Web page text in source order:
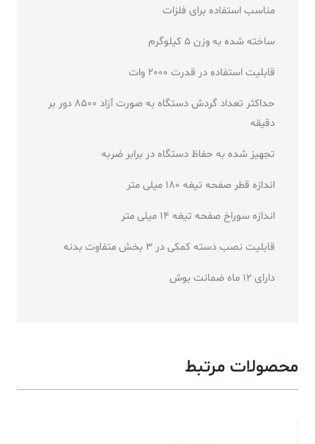
مناسب استفاده برای فلزات
ساخته شده به وزن 5 کیلوگرم
قابلیت استفاده در قدرت 2000 وات
حداکثر تعداد گردش دستگاه به صورت آزاد 8500 دور بر
دقیقه
تجهیز شده به حفاظ دستگاه در برابر ضربه
اندازه قطر صفحه تیغه 180 میلی متر
اندازه سوراخ صفحه تیغه 14 میلی متر
قابلیت نصب دسته کمکی در 3 بخش متفاوت بدنه
دارای 12 ماه ضمانت بوش
محصولات مرتبط